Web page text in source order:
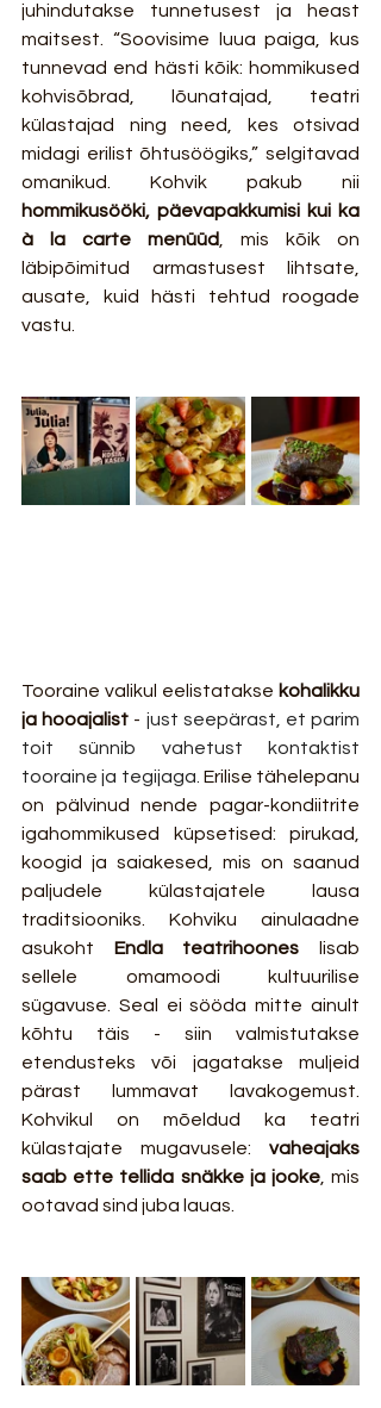
juhindutakse tunnetusest ja heast
maitsest. “Soovisime luua paiga, kus
tunnevad end hästi kõik: hommikused
kohvisõbrad, lõunatajad, teatri
külastajad ning need, kes otsivad
midagi erilist õhtusöögiks,” selgitavad
hommikusööki, päevapakkumisi kui ka
à la carte menüüd
, mis kõik on
läbipõimitud armastusest lihtsate,
ausate, kuid hästi tehtud roogade
vastu.
Tooraine valikul eelistatakse kohalikku
ja hooajalist - just seepärast, et parim
toit sünnib vahetust kontaktist
tooraine ja tegijaga. Erilise tähelepanu
on pälvinud nende pagar-kondiitrite
igahommikused küpsetised: pirukad,
koogid ja saiakesed, mis on saanud
paljudele külastajatele lausa
traditsiooniks. Kohviku ainulaadne
asukoht Endla teatrihoones lisab
sellele omamoodi kultuurilise
sügavuse. Seal ei sööda mitte ainult
kõhtu täis - siin valmistutakse
etendusteks või jagatakse muljeid
pärast lummavat lavakogemust.
Kohvikul on mõeldud ka teatri
külastajate mugavusele: vaheajaks
saab ette tellida snäkke ja jooke, mis
ootavad sind juba lauas.